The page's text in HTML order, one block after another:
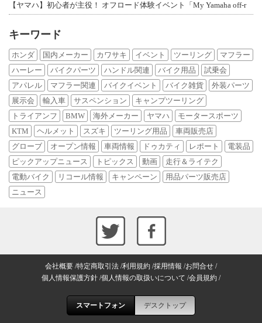
【ヤマハ】初心者が主役！ オフロード体験イベント「My Yamaha off-r
キーワード
ホンダ 国内メーカー カワサキ イベント ツーリング
マフラー
ハーレー
バイクパーツ ハンドル関連 バイク用品
試乗会
アパレル
マフラー関連 バイクイベント バイク雑貨
外装パーツ
展示会
輸入車 サスペンション
キャンプツーリング
トライアンフ
BMW 海外メーカー ヤマハ
モータースポーツ
KTM
ヘルメット スズキ ツーリング用品
車両販売店
グローブ
オープン情報 車両情報 ドゥカティ レポート
電装品
ピックアップニュース
トピックス 動画
走行＆ライテク
電動バイク
リコール情報 キャンペーン
用品パーツ販売店
ニュース
会社概要 特定商取引法 利用規約 採用情報 お問合せ
個人情報保護方針 個人情報の取扱いについて 会員規約
スマートフォン デスクトップ